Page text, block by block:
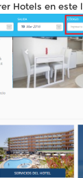
Hotels en este